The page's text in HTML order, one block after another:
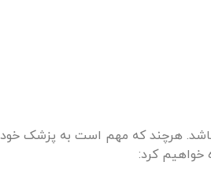
باشد. هرچند که مهم است به پزشک خود
خواهیم کرد: